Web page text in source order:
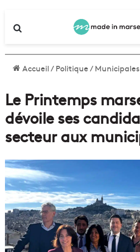
Accueil/Politique/
Le Printemps
dévoile ses
secteur aux